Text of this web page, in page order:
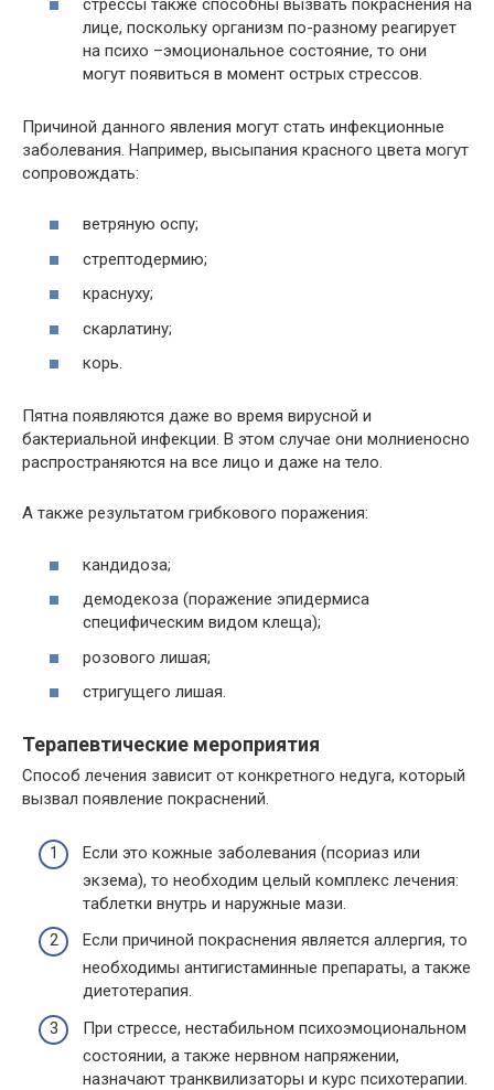
стрессы также способны вызвать покраснения на
лице, поскольку организм по-разному реагирует
на психо –эмоциональное состояние, то они
могут появиться в момент острых стрессов.
Причиной данного явления могут стать инфекционные
заболевания. Например, высыпания красного цвета могут
сопровождать:
ветряную оспу;
стрептодермию;
краснуху;
скарлатину;
корь.
Пятна появляются даже во время вирусной и
бактериальной инфекции. В этом случае они молниеносно
распространяются на все лицо и даже на тело.
А также результатом грибкового поражения:
кандидоза;
демодекоза (поражение эпидермиса
специфическим видом клеща);
розового лишая;
стригущего лишая.
Терапевтические мероприятия
Способ лечения зависит от конкретного недуга, который
вызвал появление покраснений.
Если это кожные заболевания (псориаз или
экзема), то необходим целый комплекс лечения:
таблетки внутрь и наружные мази.
Если причиной покраснения является аллергия, то
необходимы антигистаминные препараты, а также
диетотерапия.
При стрессе, нестабильном психоэмоциональном
состоянии, а также нервном напряжении,
назначают транквилизаторы и курс психотерапии.